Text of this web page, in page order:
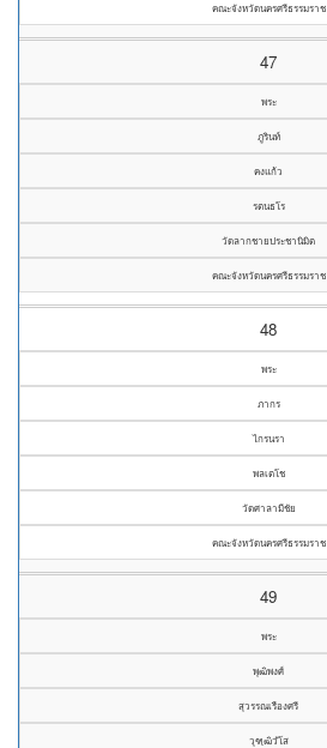
คณะจังหวัดนครศรีธรรมราช
47
พระ
ภูรินท์
คงแก้ว
รตนธโร
วัดลากชายประชานิมิต
คณะจังหวัดนครศรีธรรมราช
48
พระ
ภากร
ไกรนรา
พลเตโช
วัดศาลามีชัย
คณะจังหวัดนครศรีธรรมราช
49
พระ
พุฒิพงศ์
สุวรรณเรืองศรี
วุฑฺฒิวํโส